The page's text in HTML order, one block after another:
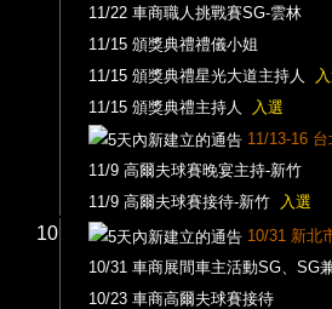
11/22 車商職人挑戰賽SG-雲林
11/15 頒獎典禮禮儀小姐
11/15 頒獎典禮星光大道主持人
11/15 頒獎典禮主持人
入選
11/13-16
11/9 高爾夫球賽晚宴主持-新竹
11/9 高爾夫球賽接待-新竹
入選
10
10/31 新北
10/31 車商展間車主活動SG、SG
10/23 車商高爾夫球賽接待